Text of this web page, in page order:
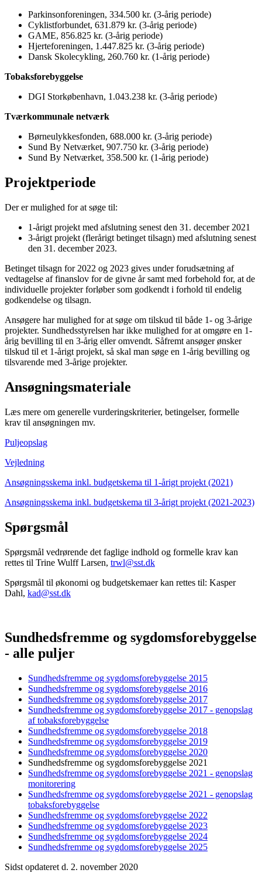
Parkinsonforeningen, 334.500 kr. (3-årig periode)
Cyklistforbundet, 631.879 kr. (3-årig periode)
GAME, 856.825 kr. (3-årig periode)
Hjerteforeningen, 1.447.825 kr. (3-årig periode)
Dansk Skolecykling, 260.760 kr. (1-årig periode)
Tobaksforebyggelse
DGI Storkøbenhavn, 1.043.238 kr. (3-årig periode)
Tværkommunale netværk
Børneulykkesfonden, 688.000 kr. (3-årig periode)
Sund By Netværket, 907.750 kr. (3-årig periode)
Sund By Netværket, 358.500 kr. (1-årig periode)
Projektperiode
Der er mulighed for at søge til:
1-årigt projekt med afslutning senest den 31. december 2021
3-årigt projekt (flerårigt betinget tilsagn) med afslutning senest
den 31. december 2023.
Betinget tilsagn for 2022 og 2023 gives under forudsætning af
vedtagelse af finanslov for de givne år samt med forbehold for, at de
individuelle projekter forløber som godkendt i forhold til endelig
godkendelse og tilsagn.
Ansøgere har mulighed for at søge om tilskud til både 1- og 3-årige
projekter. Sundhedsstyrelsen har ikke mulighed for at omgøre en 1-
årig bevilling til en 3-årig eller omvendt. Såfremt ansøger ønsker
tilskud til et 1-årigt projekt, så skal man søge en 1-årig bevilling og
tilsvarende med 3-årige projekter.
Ansøgningsmateriale
Læs mere om generelle vurderingskriterier, betingelser, formelle
krav til ansøgningen mv.
Puljeopslag
Vejledning
Ansøgningsskema inkl. budgetskema til 1-årigt projekt (2021)
Ansøgningsskema inkl. budgetskema til 3-årigt projekt (2021-2023)
Spørgsmål
Spørgsmål vedrørende det faglige indhold og formelle krav kan
rettes til Trine Wulff Larsen, trwl@sst.dk
Spørgsmål til økonomi og budgetskemaer kan rettes til: Kasper
Dahl, kad@sst.dk
Sundhedsfremme og sygdomsforebyggelse
- alle puljer
Sundhedsfremme og sygdomsforebyggelse 2015
Sundhedsfremme og sygdomsforebyggelse 2016
Sundhedsfremme og sygdomsforebyggelse 2017
Sundhedsfremme og sygdomsforebyggelse 2017 - genopslag
af tobaksforebyggelse
Sundhedsfremme og sygdomsforebyggelse 2018
Sundhedsfremme og sygdomsforebyggelse 2019
Sundhedsfremme og sygdomsforebyggelse 2020
Sundhedsfremme og sygdomsforebyggelse 2021
Sundhedsfremme og sygdomsforebyggelse 2021 - genopslag
monitorering
Sundhedsfremme og sygdomsforebyggelse 2021 - genopslag
tobaksforebyggelse
Sundhedsfremme og sygdomsforebyggelse 2022
Sundhedsfremme og sygdomsforebyggelse 2023
Sundhedsfremme og sygdomsforebyggelse 2024
Sundhedsfremme og sygdomsforebyggelse 2025
Sidst opdateret d. 2. november 2020